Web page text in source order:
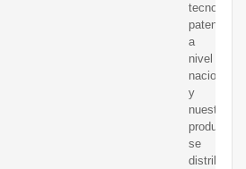
tecnología
patentada
a
nivel
nacional,
y
nuestros
productos
se
distribuyen